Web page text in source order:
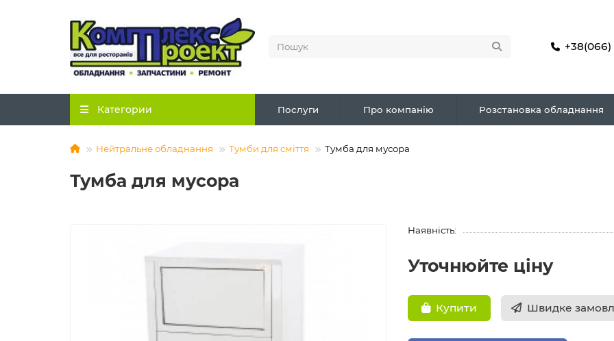
+38(066)
Категории Послуги Про компанію Розстановка обладнання
Нейтральне обладнання Тумби для сміття Тумба для мусора
Тумба для мусора
Наявність:
Уточнюйте ціну
Купити Швидке